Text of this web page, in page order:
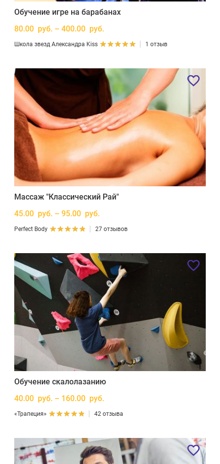
Обучение игре на барабанах
80.00 руб. – 400.00 руб.
Школа звезд Александра Kiss 1 отзыв
Массаж "Классический Рай"
45.00 руб. – 95.00 руб.
Perfect Body 27 отзывов
Обучение скалолазанию
40.00 руб. – 160.00 руб.
«Трапеция» 42 отзыва